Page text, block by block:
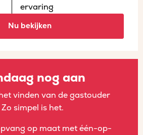
ervaring
Nu bekijken
nog aan
vinden van de gastouder
simpel is het.
op maat met één-op-